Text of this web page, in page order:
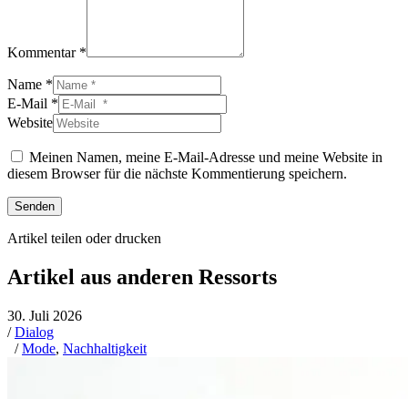
Kommentar *
Name *
E-Mail *
Website
Meinen Namen, meine E-Mail-Adresse und meine Website in
diesem Browser für die nächste Kommentierung speichern.
Senden
Artikel teilen oder drucken
Artikel aus anderen Ressorts
30. Juli 2026
/Dialog
/Mode, Nachhaltigkeit